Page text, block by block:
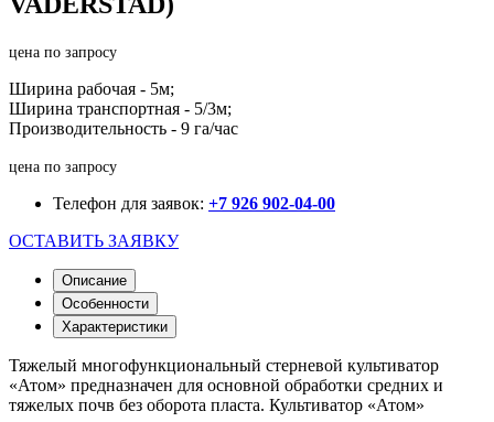
цена по запросу
Ширина рабочая - 5м;
Ширина транспортная - 5/3м;
Производительность - 9 га/час
цена по запросу
Телефон для заявок: +7 926 902-04-00
ОСТАВИТЬ ЗАЯВКУ
Описание
Особенности
Характеристики
Тяжелый многофункциональный стерневой культиватор
«Атом» предназначен для основной обработки средних и
тяжелых почв без оборота пласта. Культиватор «Атом»